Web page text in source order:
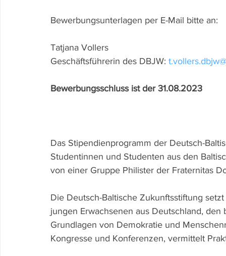
Bewerbungsunterlagen per E-Mail bitte an:
Tatjana Vollers
Geschäftsführerin des DBJW:
Bewerbungsschluss ist der 31.08.2023
Das Stipendienprogramm der Deutsch-
Studentinnen und Studenten aus den
von einer Gruppe Philister der Fraternitas
Die Deutsch-Baltische Zukunftsstiftung
jungen Erwachsenen aus Deutschland,
Grundlagen von Demokratie und
Kongresse und Konferenzen, vermittelt